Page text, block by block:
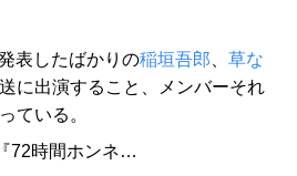
表したばかりの稲垣吾郎
草な
に出演すること、メンバーそれ
ている。
72時間ホンネ…